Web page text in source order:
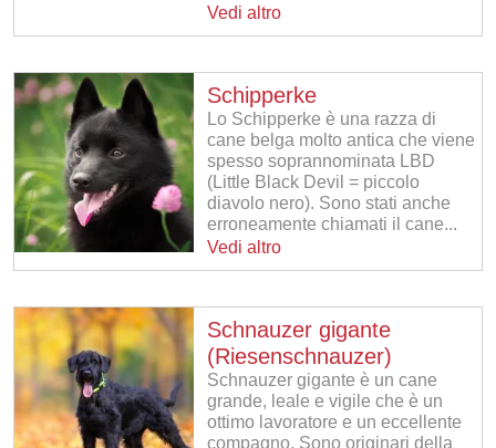
Vedi altro
Schipperke
Lo Schipperke è una razza di
cane belga molto antica che viene
spesso soprannominata LBD
(Little Black Devil = piccolo
diavolo nero). Sono stati anche
erroneamente chiamati il ​​cane...
Vedi altro
Schnauzer gigante
(Riesenschnauzer)
Schnauzer gigante è un cane
grande, leale e vigile che è un
ottimo lavoratore e un eccellente
compagno. Sono originari della